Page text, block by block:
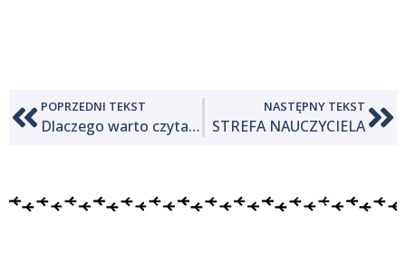
POPRZEDNI TEKST
Dlaczego warto czytać bajki?
NASTĘPNY TEKST
STREFA NAUCZYCIELA